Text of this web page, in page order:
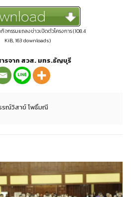
จกรรมแถลงข่าวเปิดตัวโครงการ (108.4
KiB, 163 downloads)
รจาก สวส. มทร.ธัญบุรี
รณ์วิสาข์ โพธิ์มณี